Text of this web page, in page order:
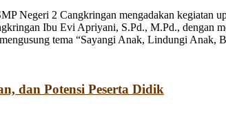
Negeri 2 Cangkringan mengadakan kegiatan
Ibu Evi Apriyani, S.Pd., M.Pd., dengan
tema “Sayangi Anak, Lindungi
dan Potensi Peserta Didik